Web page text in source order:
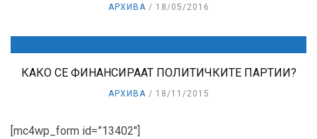
АРХИВА 18/05/2016
КАКО СЕ ФИНАНСИРААТ ПОЛИТИЧКИТЕ ПАРТИИ?
АРХИВА 18/11/2015
[mc4wp_form id=”13402″]